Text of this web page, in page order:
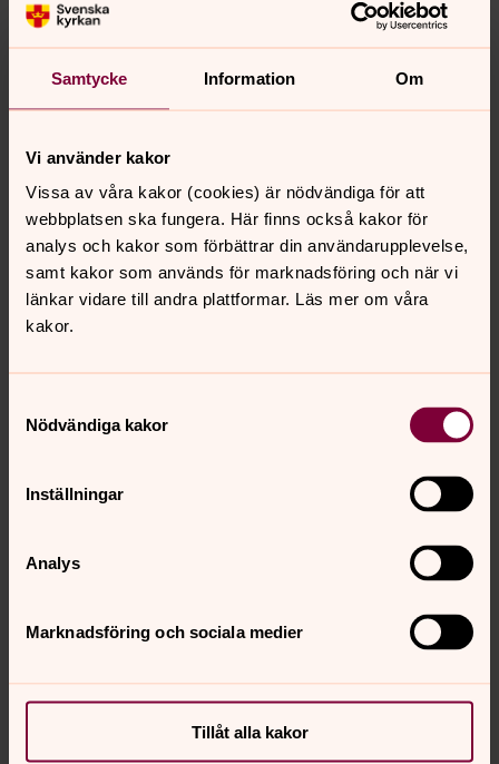
Samtycke Information Om
Vi använder kakor
Vissa av våra kakor (cookies) är nödvändiga för att
webbplatsen ska fungera. Här finns också kakor för
analys och kakor som förbättrar din användarupplevelse,
samt kakor som används för marknadsföring och när vi
länkar vidare till andra plattformar. Läs mer om våra
kakor.
Nödvändiga kakor
Inställningar
Analys
Marknadsföring och sociala medier
Tillåt alla kakor
David Gyleborg
Ersättare
Ingegerd von Malmborg
Vänstern i Svenska Kyrkan
Ledamot
Karin Hansson Lasses
Så styrs Enskede-Årsta församling
Våra förtroendevalda fattar beslut i kyrkofullmäktige
eller i kyrkorådet. Här kan du ta del av protokoll från
Senast ändrad 18 maj 2026
innehåll?
enskede-arsta@svenskakyrkan.se